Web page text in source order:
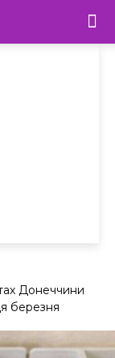
Донеччини
березня